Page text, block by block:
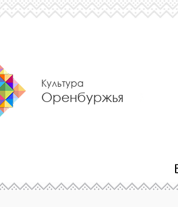
Культура
Оренбуржья